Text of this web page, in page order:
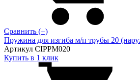
Сравнить (+)
Пружина для изгиба м/п трубы 20
Артикул CIPPM020
Купить в 1 клик